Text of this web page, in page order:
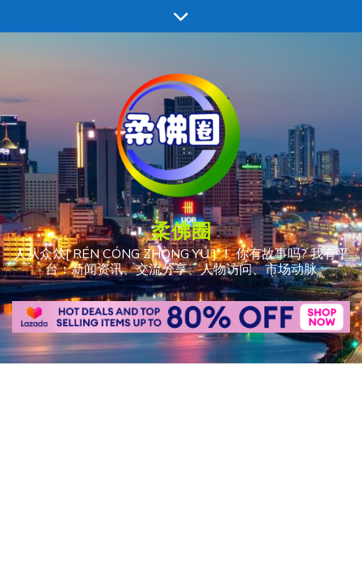
至
柔佛圈
人从众𠈌[ RÉN CÓNG ZHÒNG YÚ ] ！ 你有故事吗? 我有平
台：新闻资讯、交流分享、人物访问、市场动脉